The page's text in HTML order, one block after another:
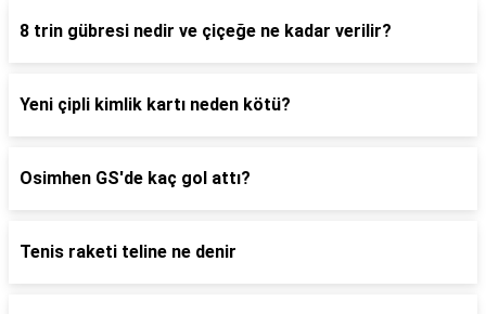
8 trin gübresi nedir ve çiçeğe ne kadar verilir?
Yeni çipli kimlik kartı neden kötü?
Osimhen GS'de kaç gol attı?
Tenis raketi teline ne denir